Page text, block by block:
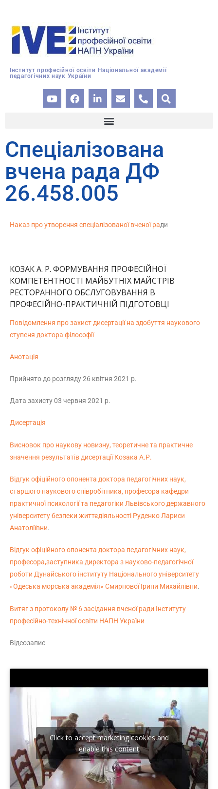
Інститут професійної освіти Національної академії
педагогічних наук України
Спеціалізована
вчена рада ДФ
26.458.005
Наказ про утворення спеціалізованої вченої ради
КОЗАК А. Р. ФОРМУВАННЯ ПРОФЕСІЙНОЇ
КОМПЕТЕНТНОСТІ МАЙБУТНІХ МАЙСТРІВ
РЕСТОРАННОГО ОБСЛУГОВУВАННЯ В
ПРОФЕСІЙНО-ПРАКТИЧНІЙ ПІДГОТОВЦІ
Повідомлення про захист дисертації на здобуття наукового
ступеня доктора філософії
Анотація
Прийнято до розгляду 26 квітня 2021 р.
Дата захисту 03 червня 2021 р.
Дисертація
Висновок про наукову новизну, теоретичне та практичне
значення результатів дисертації Козака А.Р.
Відгук офіційного опонента доктора педагогічних наук,
старшого наукового співробітника, професора кафедри
практичної психології та педагогіки Львівського державного
університету безпеки життєдіяльності Руденко Лариси
Анатоліївни.
Відгук офіційного опонента доктора педагогічних наук,
професора,заступника директора з науково-педагогічної
роботи Дунайського інституту Національного університету
«Одеська морська академія» Смирнової Ірини Михайлівни.
Витяг з протоколу № 6 засідання вченої ради Інституту
професійно-технічної освіти НАПН України
Відеозапис
Click to accept marketing cookies and
enable this content